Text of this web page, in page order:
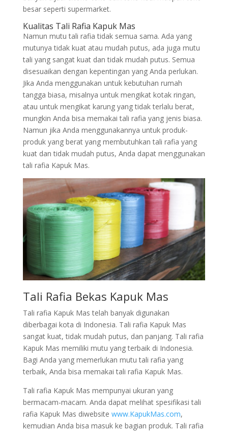
besar seperti supermarket.
Kualitas Tali Rafia Kapuk Mas
Namun mutu tali rafia tidak semua sama. Ada yang
mutunya tidak kuat atau mudah putus, ada juga mutu
tali yang sangat kuat dan tidak mudah putus. Semua
disesuaikan dengan kepentingan yang Anda perlukan.
Jika Anda menggunakan untuk kebutuhan rumah
tangga biasa, misalnya untuk mengikat kotak ringan,
atau untuk mengikat karung yang tidak terlalu berat,
mungkin Anda bisa memakai tali rafia yang jenis biasa.
Namun jika Anda menggunakannya untuk produk-
produk yang berat yang membutuhkan tali rafia yang
kuat dan tidak mudah putus, Anda dapat menggunakan
tali rafia Kapuk Mas.
Tali Rafia Bekas Kapuk Mas
Tali rafia Kapuk Mas telah banyak digunakan
diberbagai kota di Indonesia. Tali rafia Kapuk Mas
sangat kuat, tidak mudah putus, dan panjang. Tali rafia
Kapuk Mas memiliki mutu yang terbaik di Indonesia.
Bagi Anda yang memerlukan mutu tali rafia yang
terbaik, Anda bisa memakai tali rafia Kapuk Mas.
Tali rafia Kapuk Mas mempunyai ukuran yang
bermacam-macam. Anda dapat melihat spesifikasi tali
rafia Kapuk Mas diwebsite www.KapukMas.com,
kemudian Anda bisa masuk ke bagian produk. Tali rafia